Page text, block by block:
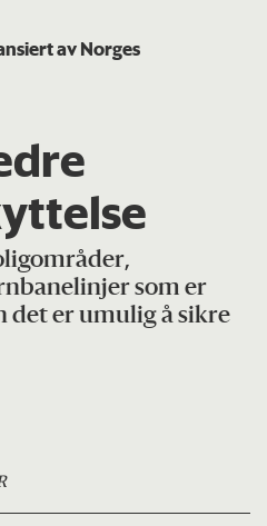
av Norges
som er
det er umulig å sikre